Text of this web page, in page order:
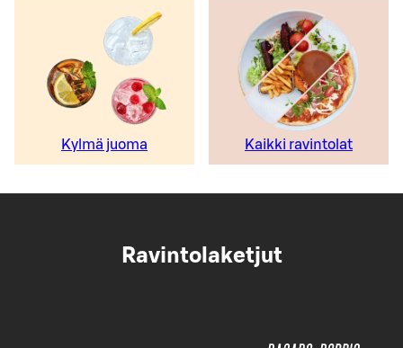
Kylmä juoma Kaikki ravintolat
Ravintolaketjut